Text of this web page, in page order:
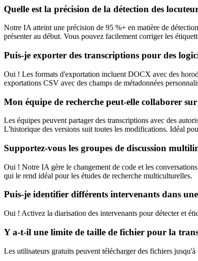
Quelle est la précision de la détection des
Notre IA atteint une précision de 95 %+ en matière de
présenter au début. Vous pouvez facilement corriger les
Puis-je exporter des transcriptions pour des
Oui ! Les formats d'exportation incluent DOCX avec des
exportations CSV avec des champs de métadonnées
Mon équipe de recherche peut-elle collaborer
Les équipes peuvent partager des transcriptions avec des
L'historique des versions suit toutes les modifications. Idéal
Supportez-vous les groupes de discussion
Oui ! Notre IA gère le changement de code et les
qui le rend idéal pour les études de recherche multiculturelles.
Puis-je identifier différents intervenants dans
Oui ! Activez la diarisation des intervenants pour détecter et
Y a-t-il une limite de taille de fichier pour la
Les utilisateurs gratuits peuvent télécharger des fichiers